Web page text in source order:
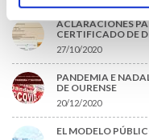
ACLARACIONES
CERTIFICADO DE
27/10/2020
PANDEMIA E
DE OURENSE
20/12/2020
EL MODELO